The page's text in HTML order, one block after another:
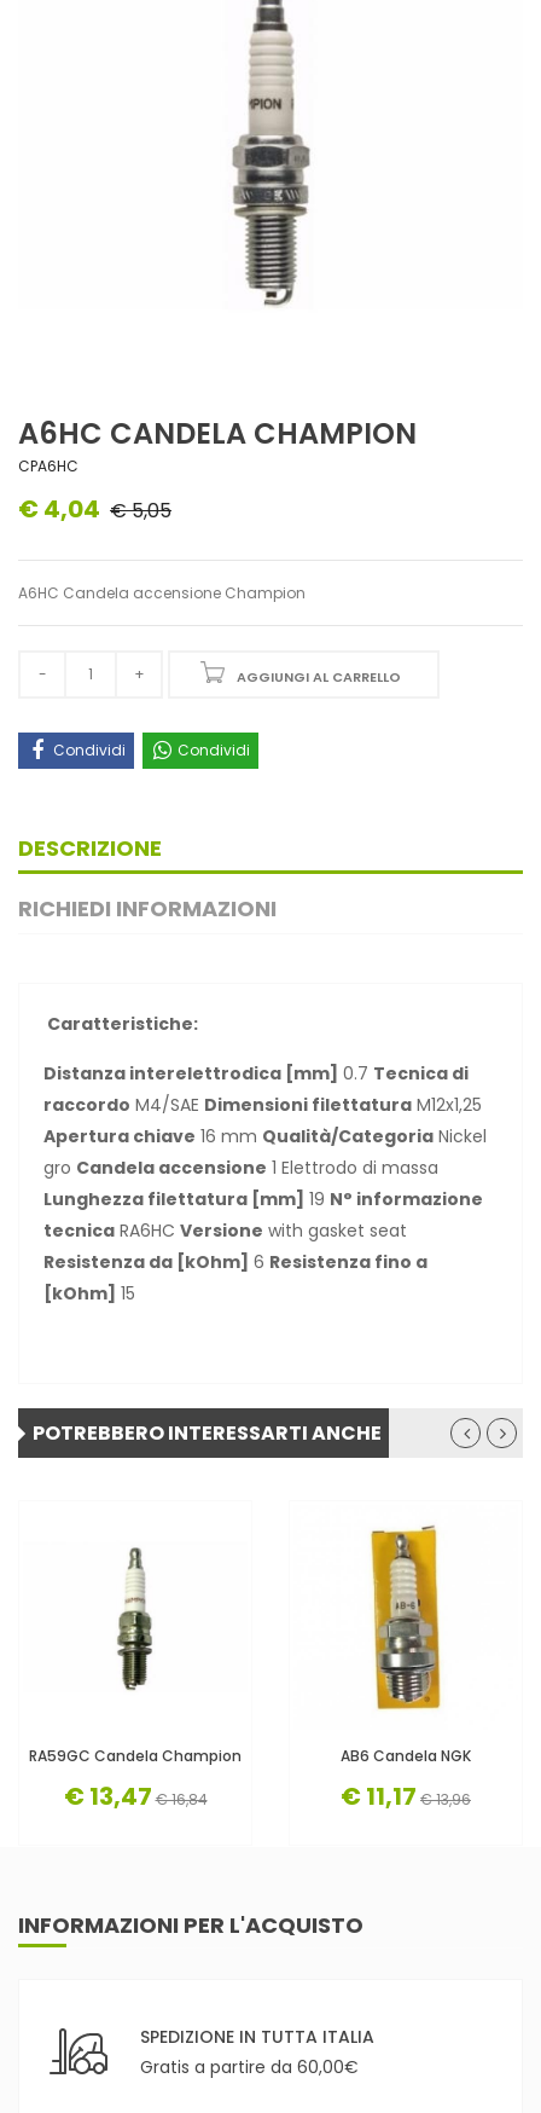
A6HC CANDELA CHAMPION
CPA6HC
€ 4,04 € 5,05
A6HC Candela accensione Champion
AGGIUNGI AL CARRELLO
Condividi Condividi
DESCRIZIONE
RICHIEDI INFORMAZIONI
Caratteristiche:
Distanza interelettrodica [mm] 0.7 Tecnica di
raccordo M4/SAE Dimensioni filettatura M12x1,25
Apertura chiave 16 mm Qualità/Categoria Nickel
gro Candela accensione 1 Elettrodo di massa
Lunghezza filettatura [mm] 19 N° informazione
tecnica RA6HC Versione with gasket seat
Resistenza da [kOhm] 6 Resistenza fino a
[kOhm] 15
POTREBBERO INTERESSARTI ANCHE
RA59GC Candela Champion
€ 13,47 € 16,84
AB6 Candela NGK
€ 11,17 € 13,96
INFORMAZIONI PER L'ACQUISTO
SPEDIZIONE IN TUTTA ITALIA
Gratis a partire da 60,00€